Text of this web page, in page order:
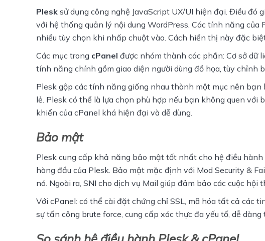
Plesk sử dụng công nghệ JavaScript UX/UI hiện đại. Điều đó
với hệ thống quản lý nội dung WordPress. Các tính năng
nhiều tùy chọn khi nhấp chuột vào. Cách hiển thị này đặc
Các mục trong cPanel được nhóm thành các phần: Cơ sở dữ
tính năng chính gồm giao diện người dùng đồ họa, tùy chỉnh
Plesk gộp các tính năng giống nhau thành một mục nên
lẻ. Plesk có thể là lựa chọn phù hợp nếu bạn không quen
khiển của cPanel khá hiện đại và dễ dùng.
Bảo mật
Plesk cung cấp khả năng bảo mật tốt nhất cho hệ điều
hàng đầu của Plesk. Bảo mật mặc định với Mod Security &
nó. Ngoài ra, SNI cho dịch vụ Mail giúp đảm bảo các cuộc hội
Với cPanel: có thể cài đặt chứng chỉ SSL, mã hóa tất cả các
sự tấn công brute force, cung cấp xác thực đa yếu tố, dễ